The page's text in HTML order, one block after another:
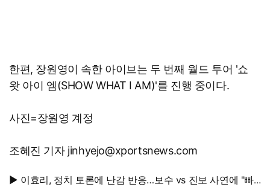
한편, 장원영이 속한 아이브는 두 번째 월드 투어 '쇼
왓 아이 엠(SHOW WHAT I AM)'를 진행 중이다.
사진=장원영 계정
조혜진 기자 jinhyejo@xportsnews.com
▶ 이효리, 정치 토론에 난감 반응…보수 vs 진보 사연에 "빠